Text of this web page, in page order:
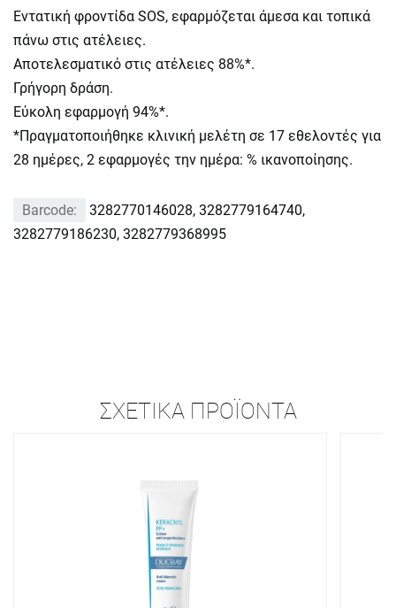
Εντατική φροντίδα SOS, εφαρμόζεται άμεσα και τοπικά
πάνω στις ατέλειες.
Αποτελεσματικό στις ατέλειες 88%*.
Γρήγορη δράση.
Εύκολη εφαρμογή 94%*.
*Πραγματοποιήθηκε κλινική μελέτη σε 17 εθελοντές για
28 ημέρες, 2 εφαρμογές την ημέρα: % ικανοποίησης.
Barcode:
3282770146028, 3282779164740,
3282779186230, 3282779368995
ΣΧΕΤΙΚΆ ΠΡΟΪΌΝΤΑ